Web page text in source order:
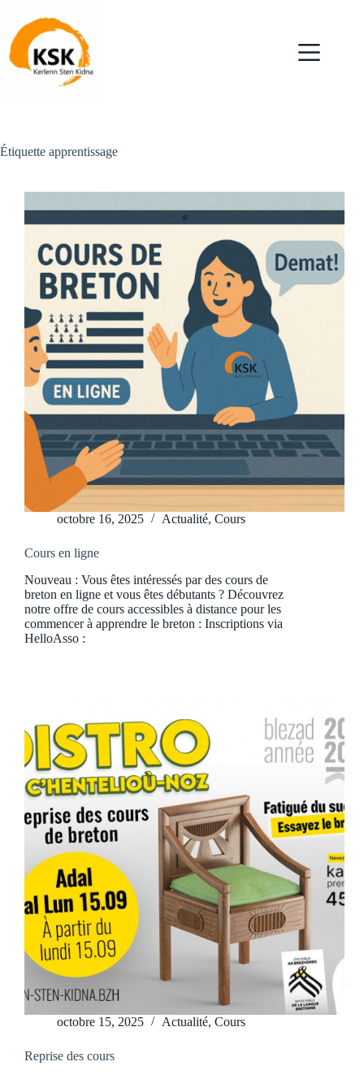
contenu
Étiquette apprentissage
octobre 16, 2025 Actualité, Cours
Cours en ligne
Nouveau : Vous êtes intéressés par des cours de
breton en ligne et vous êtes débutants ? Découvrez
notre offre de cours accessibles à distance pour les
commencer à apprendre le breton : Inscriptions via
HelloAsso :
octobre 15, 2025 Actualité, Cours
Reprise des cours